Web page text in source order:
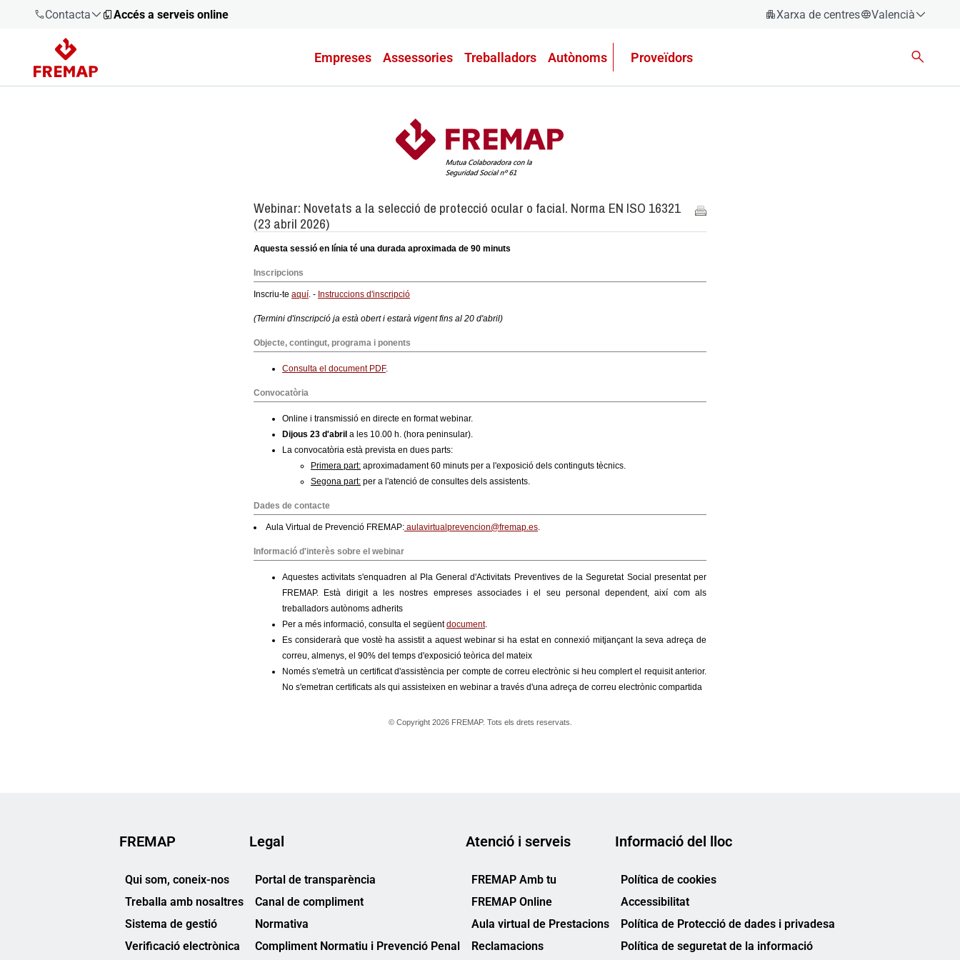
Contacta
900 61 00
61
Accés a serveis online Xarxa de centres
Valencià
Empreses Assessories Treballadors Autònoms Proveïdors
FREMAP
Qui som, coneix-nos
Treballa amb nosaltres
Sistema de gestió
Verificació electrònica
Legal
Portal de transparència
Canal de compliment
Normativa
Compliment Normatiu i Prevenció Penal
Atenció i serveis
FREMAP Amb tu
FREMAP Online
Aula virtual de Prestacions
Reclamacions
Informació del lloc
Política de cookies
Accessibilitat
Política de Protecció de dades i privadesa
Política de seguretat de la informació